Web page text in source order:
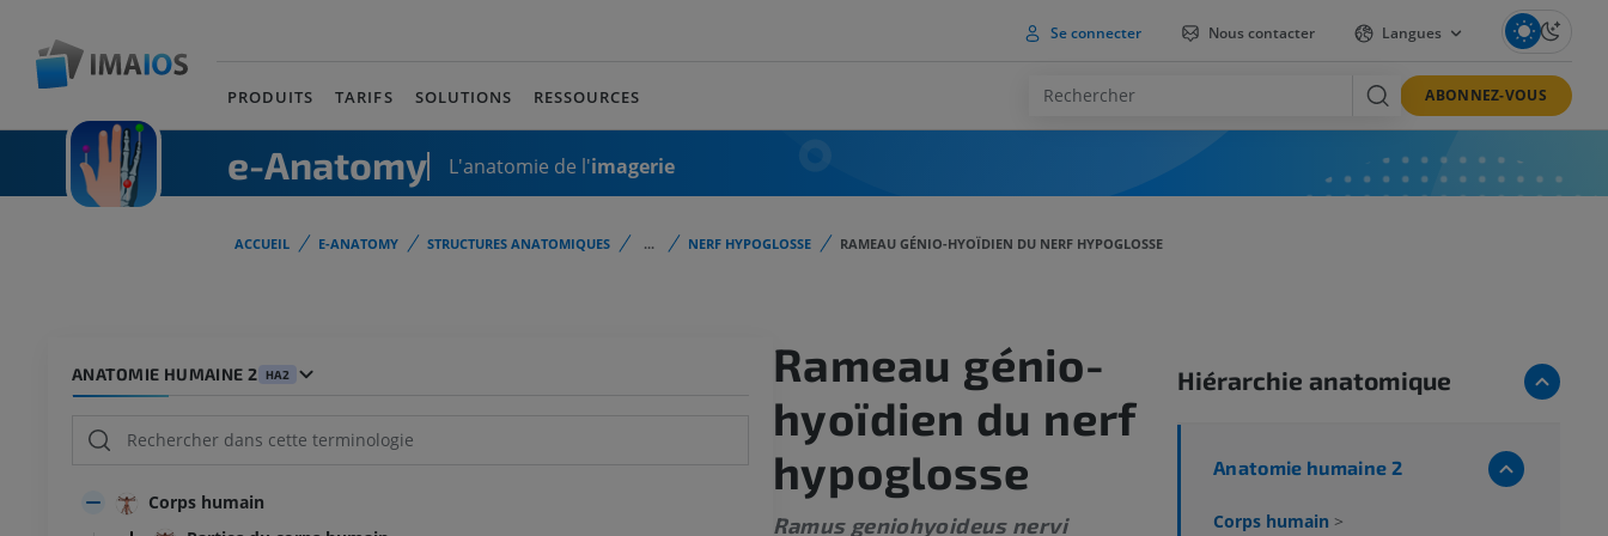
Se connecter Nous contacter Langues
PRODUITS TARIFS SOLUTIONS RESSOURCES ABONNEZ-VOUS
e-Anatomy L'anatomie de l'imagerie
ACCUEIL E-ANATOMY STRUCTURES ANATOMIQUES ... NERF HYPOGLOSSE RAMEAU GÉNIO-HYOÏDIEN DU NERF HYPOGLOSSE
ANATOMIE HUMAINE 2 HA2
Corps humain
Rameau génio-
hyoïdien du nerf
hypoglosse
Ramus geniohyoideus nervi
Hiérarchie anatomique
Anatomie humaine 2
Corps humain >